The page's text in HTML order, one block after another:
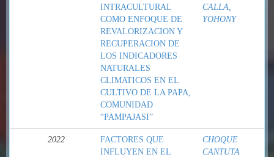
INTRACULTURAL
COMO ENFOQUE DE
REVALORIZACION Y
RECUPERACION DE
LOS INDICADORES
NATURALES
CLIMATICOS EN EL
CULTIVO DE LA PAPA,
COMUNIDAD
“PAMPAJASI”
CALLA,
YOHONY
2022
FACTORES QUE
INFLUYEN EN EL
CHOQUE
CANTUTA